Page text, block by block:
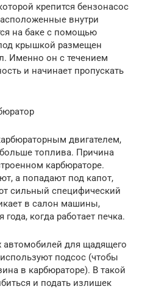
крепится бензонасос
внутри
на баке с помощью
крышкой размещен
Именно он с течением
и начинает пропускать
двигателем,
топлива. Причина
карбюраторе.
а попадают под капот,
сильный специфический
в салон машины,
когда работает печка.
для щадящего
подсос (чтобы
в карбюраторе). В такой
и подать излишек